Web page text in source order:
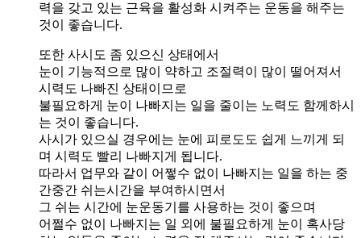
력을 갖고 있는 근육을 활성화 시켜주는 운동을 해주는
것이 좋습니다.
또한 사시도 좀 있으신 상태에서
눈이 기능적으로 많이 약하고 조절력이 많이 떨어져서
시력도 나빠진 상태이므로
불필요하게 눈이 나빠지는 일을 줄이는 노력도 함께하시
는 것이 좋습니다.
사시가 있으실 경우에는 눈에 피로도도 쉽게 느끼게 되
며 시력도 빨리 나빠지게 됩니다.
따라서 업무와 같이 어쩧수 없이 나빠지는 일을 하는 중
간중간 쉬는시간을 부여하시면서
그 쉬는 시간에 눈운동기를 사용하는 것이 좋으며
어쩔수 없이 나빠지는 일 외에 불필요하게 눈이 혹사당